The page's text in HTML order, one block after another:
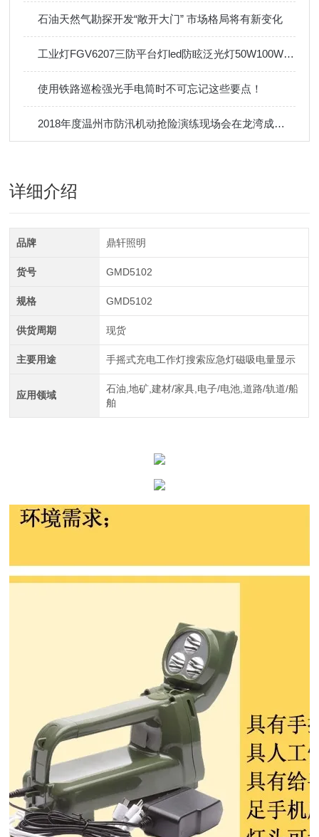
石油天然气勘探开发“敞开大门” 市场格局将有新变化
工业灯FGV6207三防平台灯led防眩泛光灯50W100W立杆弯杆壁装
使用铁路巡检强光手电筒时不可忘记这些要点！
2018年度温州市防汛机动抢险演练现场会在龙湾成功举行
详细介绍
品牌 鼎轩照明
货号 GMD5102
规格 GMD5102
供货周期 现货
主要用途 手摇式充电工作灯搜索应急灯磁吸电量显示
应用领域
石油,地矿,建材/家具,电子/电池,道路/轨道/船
舶